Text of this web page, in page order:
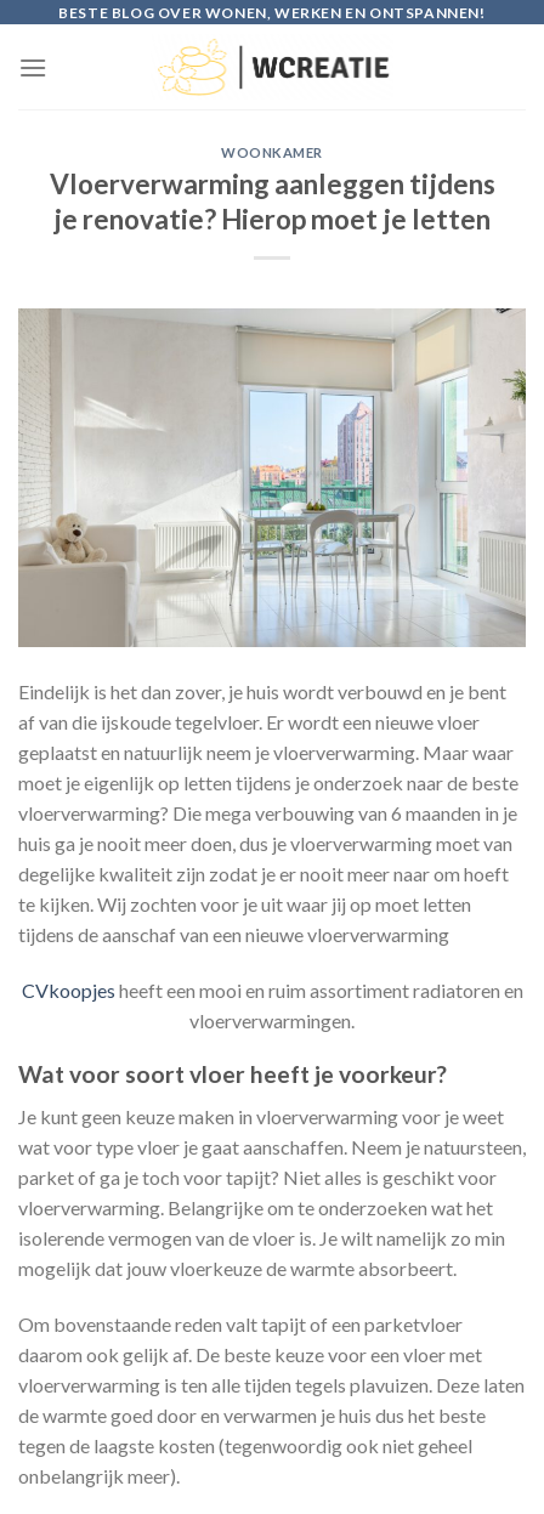
content
BESTE BLOG OVER WONEN, WERKEN EN ONTSPANNEN!
WOONKAMER
Vloerverwarming aanleggen tijdens
je renovatie? Hierop moet je letten
Eindelijk is het dan zover, je huis wordt verbouwd en je bent
af van die ijskoude tegelvloer. Er wordt een nieuwe vloer
geplaatst en natuurlijk neem je vloerverwarming. Maar waar
moet je eigenlijk op letten tijdens je onderzoek naar de beste
vloerverwarming? Die mega verbouwing van 6 maanden in je
huis ga je nooit meer doen, dus je vloerverwarming moet van
degelijke kwaliteit zijn zodat je er nooit meer naar om hoeft
te kijken. Wij zochten voor je uit waar jij op moet letten
tijdens de aanschaf van een nieuwe vloerverwarming
CVkoopjes heeft een mooi en ruim assortiment radiatoren en
vloerverwarmingen.
Wat voor soort vloer heeft je voorkeur?
Je kunt geen keuze maken in vloerverwarming voor je weet
wat voor type vloer je gaat aanschaffen. Neem je natuursteen,
parket of ga je toch voor tapijt? Niet alles is geschikt voor
vloerverwarming. Belangrijke om te onderzoeken wat het
isolerende vermogen van de vloer is. Je wilt namelijk zo min
mogelijk dat jouw vloerkeuze de warmte absorbeert.
Om bovenstaande reden valt tapijt of een parketvloer
daarom ook gelijk af. De beste keuze voor een vloer met
vloerverwarming is ten alle tijden tegels plavuizen. Deze laten
de warmte goed door en verwarmen je huis dus het beste
tegen de laagste kosten (tegenwoordig ook niet geheel
onbelangrijk meer).